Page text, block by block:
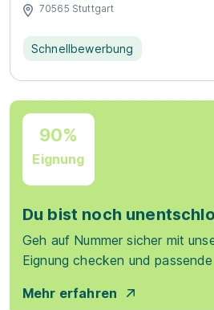
70565 Stuttgart
Schnellbewerbung
90%
Eignung
Du bist noch
Geh auf Nummer sicher mit
Eignung checken und
Mehr erfahren